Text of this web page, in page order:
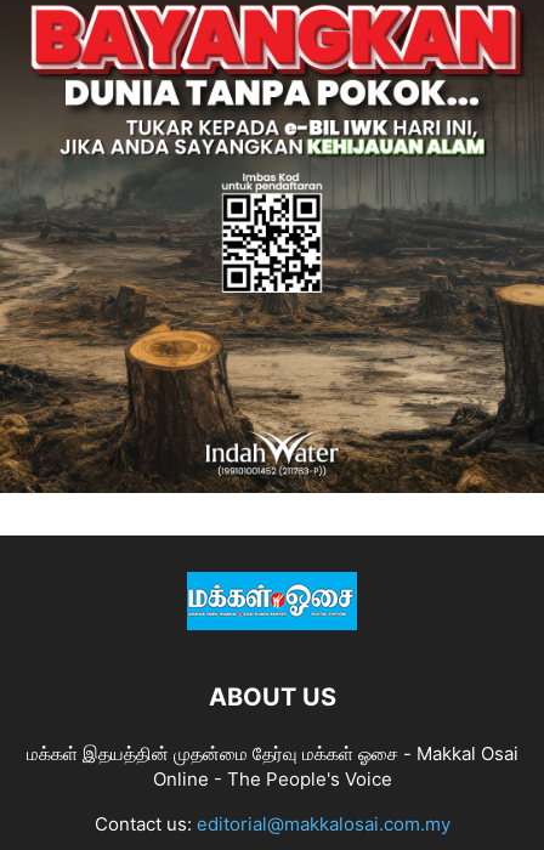
ABOUT US
மக்கள் இதயத்தின் முதன்மை தேர்வு மக்கள் ஓசை - Makkal Osai
Online - The People's Voice
Contact us: editorial@makkalosai.com.my